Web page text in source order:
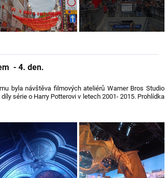
- 4. den.
byla návštěva filmových ateliérů Warner Bros Studio
série o Harry Potterovi v letech 2001- 2015. Prohlídka